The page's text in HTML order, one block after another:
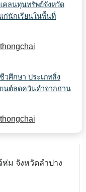
คลนทุนทรัพย์จังหวัด
ก่นักเรียนในพื้นที่
วศึกษา ประเภทสิ่ง
ยนต์ลดควันดำจากถ่าน
ม จังหวัดลำปาง